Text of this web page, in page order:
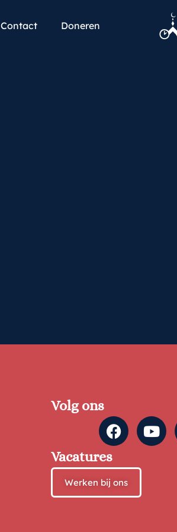
Contact Doneren
Volg ons
Vacatures
Werken bij ons